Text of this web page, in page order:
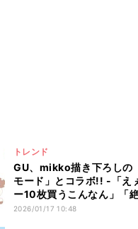
トレンド
GU、mikko描き下ろしの
モード」とコラボ!! -「え
ー10枚買うこんなん」「
mikko活する♡」と発売前
2026/01/17 10:48